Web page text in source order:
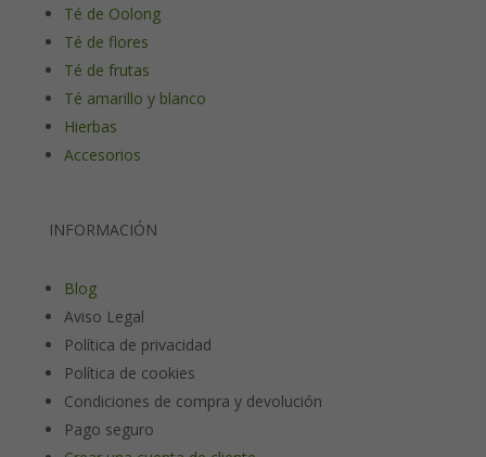
Té de Oolong
Té de flores
Té de frutas
Té amarillo y blanco
Hierbas
Accesorios
INFORMACIÓN
Blog
Aviso Legal
Política de privacidad
Política de cookies
Condiciones de compra y devolución
Pago seguro